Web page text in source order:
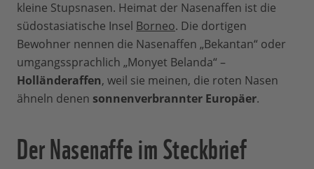
kleine Stupsnasen. Heimat der Nasenaffen ist die
südostasiatische Insel Borneo. Die dortigen
Bewohner nennen die Nasenaffen „Bekantan“ oder
umgangssprachlich „Monyet Belanda“ –
Holländeraffen, weil sie meinen, die roten Nasen
ähneln denen sonnenverbrannter Europäer.
Der Nasenaffe im Steckbrief